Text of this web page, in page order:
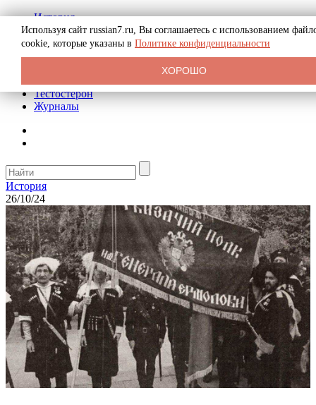
История
Биография
Криминал
Реклама на сайте
Тестостерон
Журналы
История
26/10/24
Используя сайт russian7.ru, Вы соглашаетесь с использованием
cookie, которые указаны в Политике конфиденциальности
ХОРОШО